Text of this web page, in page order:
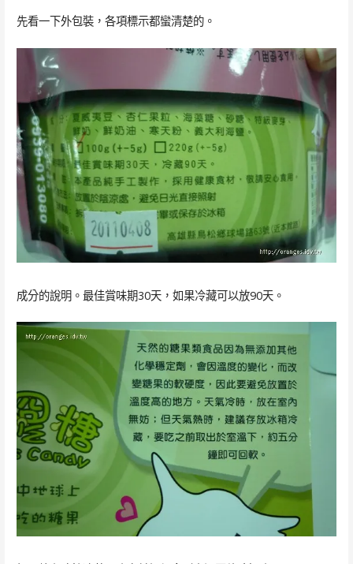
先看一下外包裝，各項標示都蠻清楚的。
成分的說明。最佳賞味期30天，如果冷藏可以放90天。